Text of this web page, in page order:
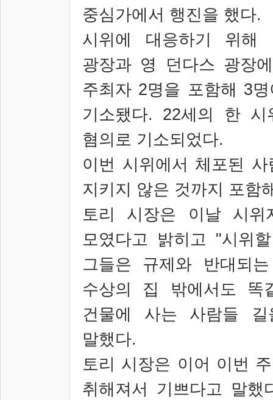
중심가에서 행진을 했다.
시위에 대응하기 위해
광장과 영 던다스 광장
주최자 2명을 포함해 3
기소됐다. 22세의 한 시
혐의로 기소되었다.
이번 시위에서 체포된
지키지 않은 것까지 포함
토리 시장은 이날 시
모였다고 밝히고
"시위
그들은 규제와 반대되
수상의 집 밖에서도 똑
건물에 사는 사람들
말했다.
토리 시장은 이어 이번
취해져서 기쁘다고 말했